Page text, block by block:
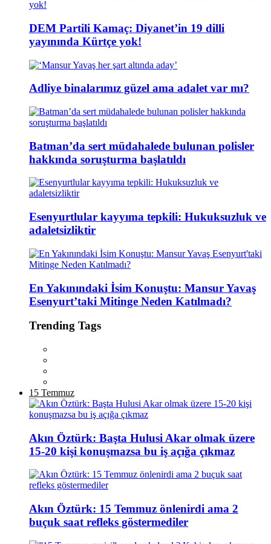
DEM Partili Kamaç: Diyanet’in 19 dilli
yayınında Kürtçe yok!
Adliye binalarımız güzel ama adalet var mı?
Batman’da sert müdahalede bulunan polisler
hakkında soruşturma başlatıldı
Esenyurtlular kayyıma tepkili: Hukuksuzluk ve
adaletsizliktir
En Yakınındaki İsim Konuştu: Mansur Yavaş
Esenyurt’taki Mitinge Neden Katılmadı?
Trending Tags
15 Temmuz
Akın Öztürk: Başta Hulusi Akar olmak üzere
15-20 kişi konuşmazsa bu iş açığa çıkmaz
Akın Öztürk: 15 Temmuz önlenirdi ama 2
buçuk saat refleks göstermediler